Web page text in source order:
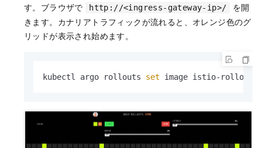
す。ブラウザで
http://<ingress-gateway-ip>/
を開
きます。カナリアトラフィックが流れると、オレンジ色のグ
リッドが表示され始めます。
kubectl argo rollouts set image istio-rollout